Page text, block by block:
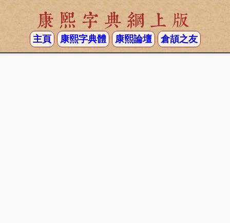
康熙字典網上版
主頁 康熙字典體 康熙論壇 倉頡之友